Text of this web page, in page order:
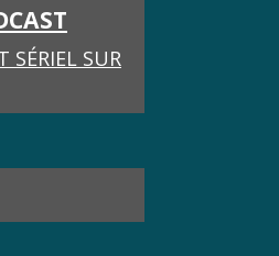
SÉRIEL SUR